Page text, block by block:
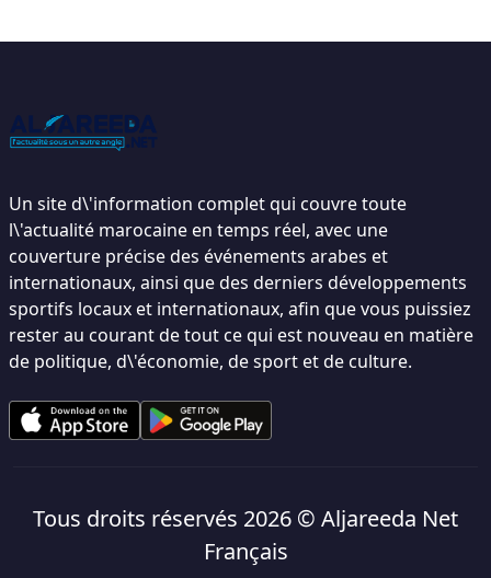
Un site d\'information complet qui couvre toute
l\'actualité marocaine en temps réel, avec une
couverture précise des événements arabes et
internationaux, ainsi que des derniers développements
sportifs locaux et internationaux, afin que vous puissiez
rester au courant de tout ce qui est nouveau en matière
de politique, d\'économie, de sport et de culture.
Tous droits réservés 2026 © Aljareeda Net
Français